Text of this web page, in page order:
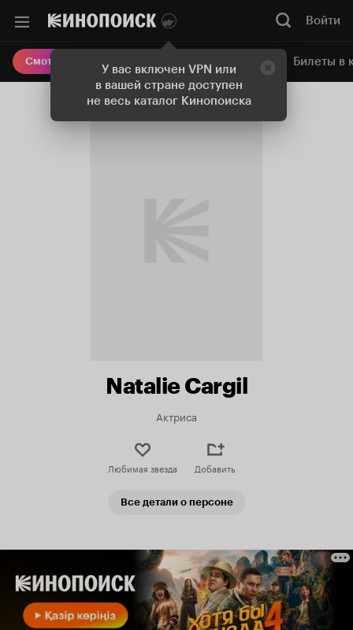
У вас включен VPN или
в вашей стране доступен
не весь каталог Кинопоиска
Войти
Смотреть кино Онлайн-кинотеатр Билеты в
Natalie Cargil
Актриса
Любимая звезда Добавить
Все детали о персоне